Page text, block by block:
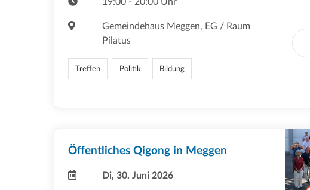
Gemeindehaus Meggen, EG / Raum
Pilatus
Treffen Politik Bildung
Öffentliches Qigong in Meggen
Di, 30. Juni 2026